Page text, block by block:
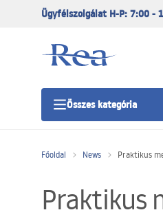
Ügyfélszolgálat H-P: 7:00 -
Összes kategória
Zuhanyajtó
Főoldal News Praktikus
Praktikus